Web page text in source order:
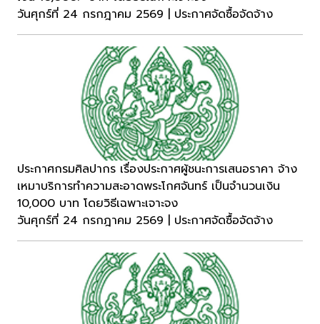
วันศุกร์ที่ 24 กรกฎาคม 2569 | ประกาศจัดซื้อจัดจ้าง
ประกาศกรมศิลปากร เรื่องประกาศผู้ชนะการเสนอราคา จ้าง
เหมาบริการทำความสะอาดพระโกศจันทร์ เป็นจำนวนเงิน
10,000 บาท โดยวิธีเฉพาะเจาะจง
วันศุกร์ที่ 24 กรกฎาคม 2569 | ประกาศจัดซื้อจัดจ้าง